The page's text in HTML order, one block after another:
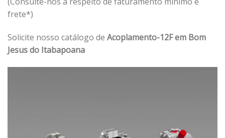
frete*)
Solicite nosso catálogo de Acoplamento-12F em Bom
Jesus do Itabapoana